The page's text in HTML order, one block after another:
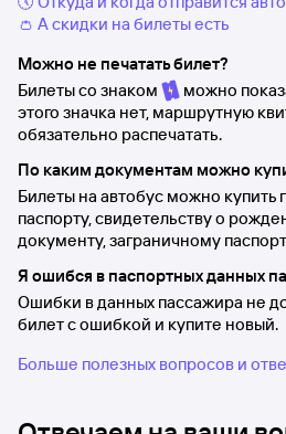
👛 А скидки на билеты есть
Можно не печатать билет?
Билеты со знаком
можно
этого значка нет, маршрутную
обязательно распечатать.
По каким документам можно
Билеты на автобус можно купить
паспорту, свидетельству о
документу, заграничному
Я ошибся в паспортных данных
Ошибки в данных пассажира не
билет с ошибкой и купите новый.
Больше полезных вопросов и